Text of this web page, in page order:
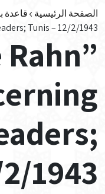
الصفحة الرئيسية قاعدة
Tunis – 12/2/1943
1943